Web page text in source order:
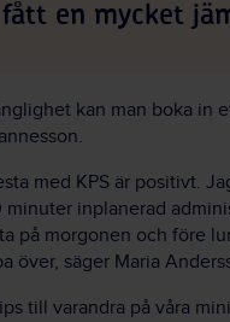
en mycket
kan man boka in
med KPS är positivt.
inplanerad
på morgonen och före
över, säger Maria
till varandra på våra